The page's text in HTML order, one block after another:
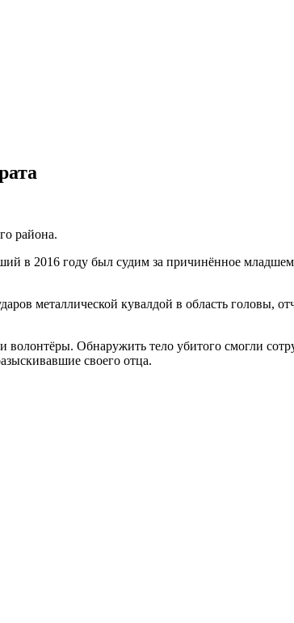
района.
в 2016 году был судим за причинённое
металлической кувалдой в область головы,
Обнаружить тело убитого смогли
своего отца.